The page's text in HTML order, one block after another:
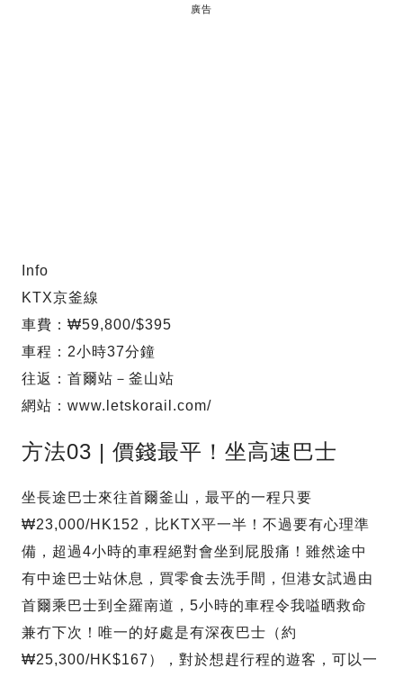
廣告
Info
KTX京釜線
車費：₩59,800/$395
車程：2小時37分鐘
往返：首爾站－釜山站
網站：www.letskorail.com/
方法03 | 價錢最平！坐高速巴士
坐長途巴士來往首爾釜山，最平的一程只要
₩23,000/HK152，比KTX平一半！不過要有心理準
備，超過4小時的車程絕對會坐到屁股痛！雖然途中
有中途巴士站休息，買零食去洗手間，但港女試過由
首爾乘巴士到全羅南道，5小時的車程令我嗌晒救命
兼冇下次！唯一的好處是有深夜巴士（約
₩25,300/HK$167），對於想趕行程的遊客，可以一